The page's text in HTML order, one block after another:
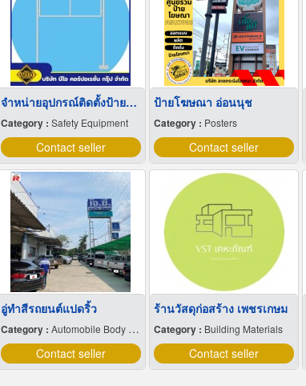
จำหน่ายอุปกรณ์ติดตั้งป้ายราคาถูก
Category : Safety Equipment
Contact seller
ป้ายโฆษณา อ่อนนุช
Category : Posters
Contact seller
อู่ทําสีรถยนต์แปดริ้ว
Category : Automobile Body Repairing & Painting
Contact seller
ร้านวัสดุก่อสร้าง เพชรเกษม
Category : Building Materials
Contact seller